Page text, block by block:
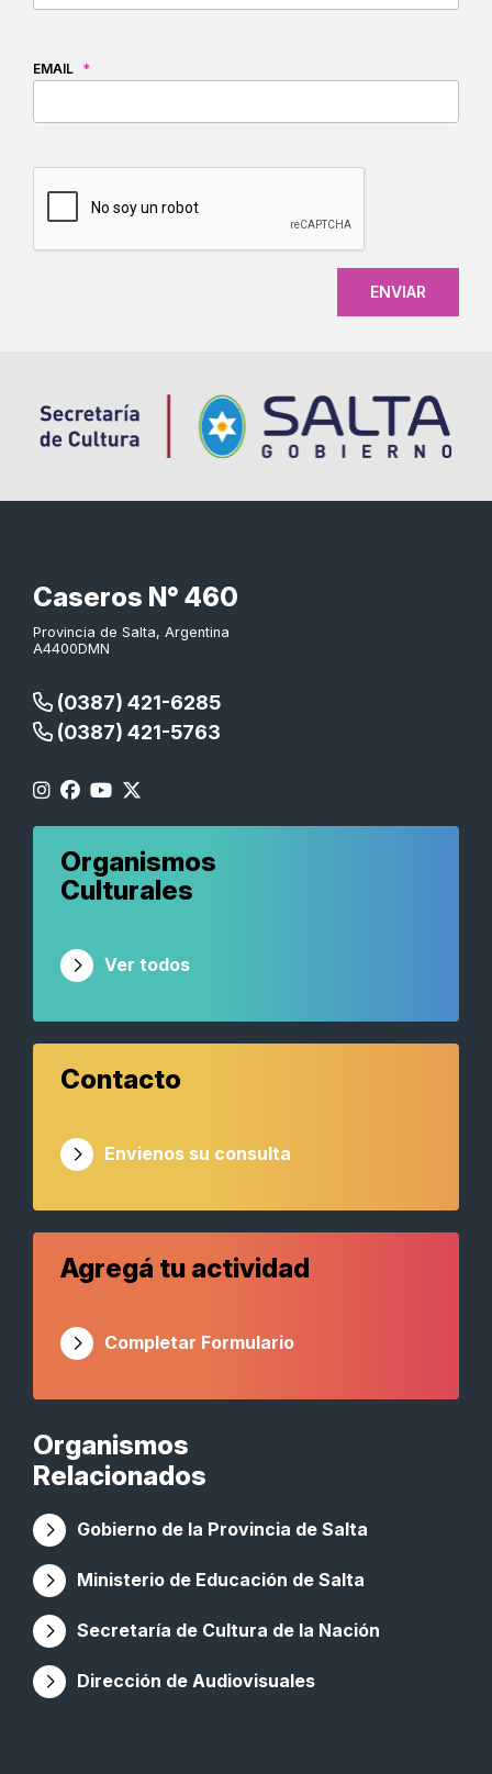
EMAIL *
Caseros N° 460
Provincia de Salta, Argentina
A4400DMN
(0387) 421-6285
(0387) 421-5763
Organismos
Relacionados
Gobierno de la Provincia de Salta
Ministerio de Educación de Salta
Secretaría de Cultura de la Nación
Dirección de Audiovisuales
Organismos
Culturales
Ver todos
Contacto
Envienos su consulta
Agregá tu actividad
Completar Formulario